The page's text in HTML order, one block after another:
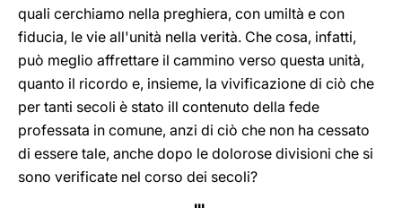
quali cerchiamo nella preghiera, con umiltà e con
fiducia, le vie all'unità nella verità. Che cosa, infatti,
può meglio affrettare il cammino verso questa unità,
quanto il ricordo e, insieme, la vivificazione di ciò che
per tanti secoli è stato ill contenuto della fede
professata in comune, anzi di ciò che non ha cessato
di essere tale, anche dopo le dolorose divisioni che si
sono verificate nel corso dei secoli?